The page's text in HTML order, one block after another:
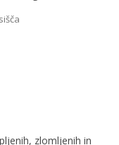
na vsebino
zlomljenih in